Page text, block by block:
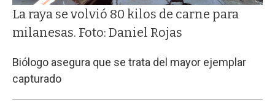
La raya se volvió 80 kilos de carne para
milanesas. Foto: Daniel Rojas
Biólogo asegura que se trata del mayor ejemplar
capturado